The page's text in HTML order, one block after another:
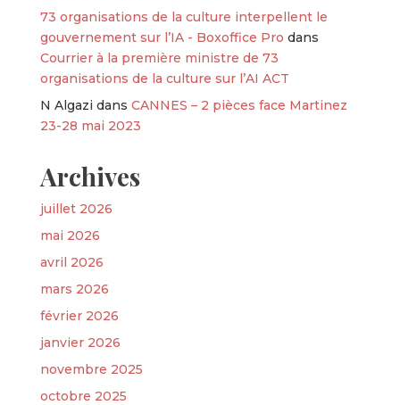
73 organisations de la culture interpellent le
gouvernement sur l’IA - Boxoffice Pro dans
Courrier à la première ministre de 73
organisations de la culture sur l’AI ACT
N Algazi dans CANNES – 2 pièces face Martinez
23-28 mai 2023
Archives
juillet 2026
mai 2026
avril 2026
mars 2026
février 2026
janvier 2026
novembre 2025
octobre 2025